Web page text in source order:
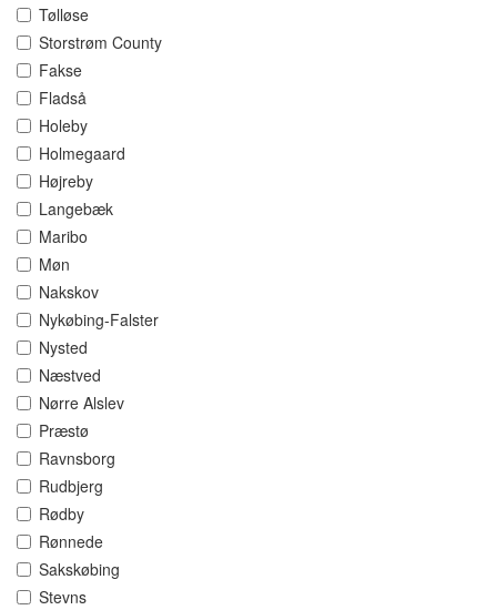
Tølløse
Storstrøm County
Fakse
Fladså
Holeby
Holmegaard
Højreby
Langebæk
Maribo
Møn
Nakskov
Nykøbing-Falster
Nysted
Næstved
Nørre Alslev
Præstø
Ravnsborg
Rudbjerg
Rødby
Rønnede
Sakskøbing
Stevns